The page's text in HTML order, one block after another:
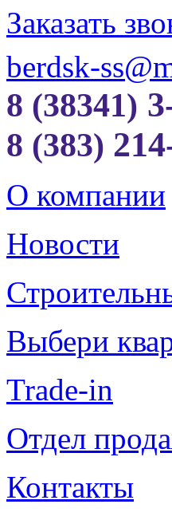
Заказать
berdsk-
8 (38341)
8 (383)
О компании
Новости
Выбери
Trade-in
Отдел
Контакты